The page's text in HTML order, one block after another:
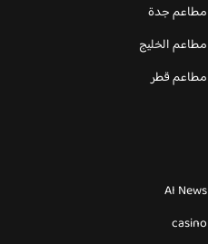
مطاعم جدة
مطاعم الخليج
مطاعم قطر
AI News
casino